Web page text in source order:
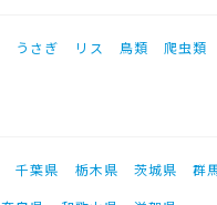
うさぎ リス 鳥類 爬虫類
千葉県 栃木県 茨城県
群